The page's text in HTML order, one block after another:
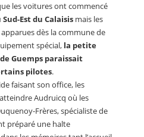
les voitures ont commencé
Est du Calaisis mais les
dès la commune de
spécial, la petite
Guemps paraissait
pilotes.
faisant son office, les
Audruicq où les
Frères, spécialiste de
préparé une halte